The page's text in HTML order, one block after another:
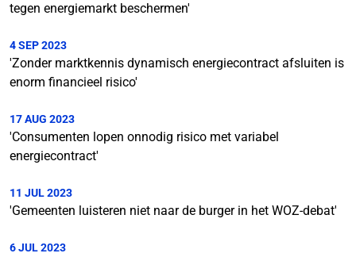
tegen energiemarkt beschermen'
4 SEP 2023
'Zonder marktkennis dynamisch energiecontract afsluiten is
enorm financieel risico'
17 AUG 2023
'Consumenten lopen onnodig risico met variabel
energiecontract'
11 JUL 2023
'Gemeenten luisteren niet naar de burger in het WOZ-debat'
6 JUL 2023